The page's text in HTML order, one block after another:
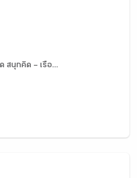
สนุกคิด – เรื่อ...